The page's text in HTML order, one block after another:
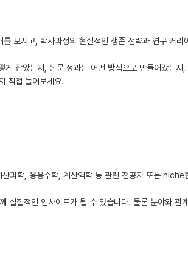
모시고, 박사과정의 현실적인 생존 전략과 연구 커리
잡았는지, 논문 성과는 어떤 방식으로 만들어갔는
직접 들어보세요.
과학, 응용수학, 계산역학 등 관련 전공자 또는 niche
실질적인 인사이트가 될 수 있습니다. 물론 분야와 관